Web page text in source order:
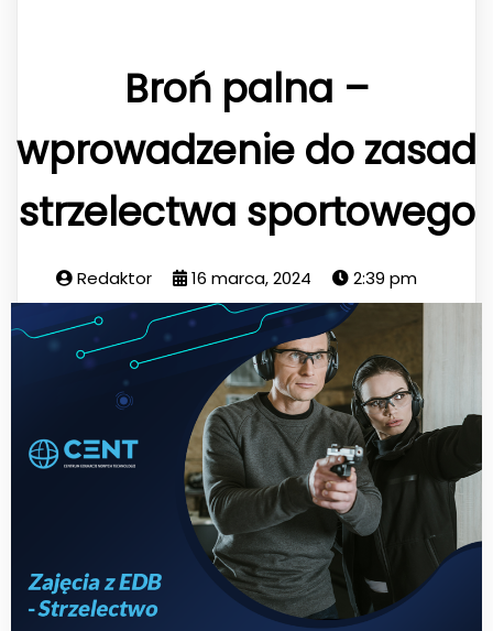
Broń palna –
wprowadzenie do zasad
strzelectwa sportowego
Redaktor 16 marca, 2024 2:39 pm